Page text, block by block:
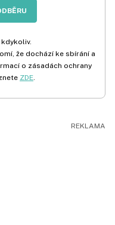
že dochází ke sbírání a
o zásadách ochrany
ZDE.